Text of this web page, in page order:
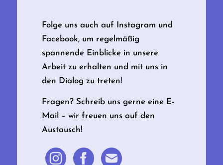
Folge uns auch auf Instagram und
Facebook, um regelmäßig
spannende Einblicke in unsere
Arbeit zu erhalten und mit uns in
den Dialog zu treten!
Fragen? Schreib uns gerne eine E-
Mail – wir freuen uns auf den
Austausch!